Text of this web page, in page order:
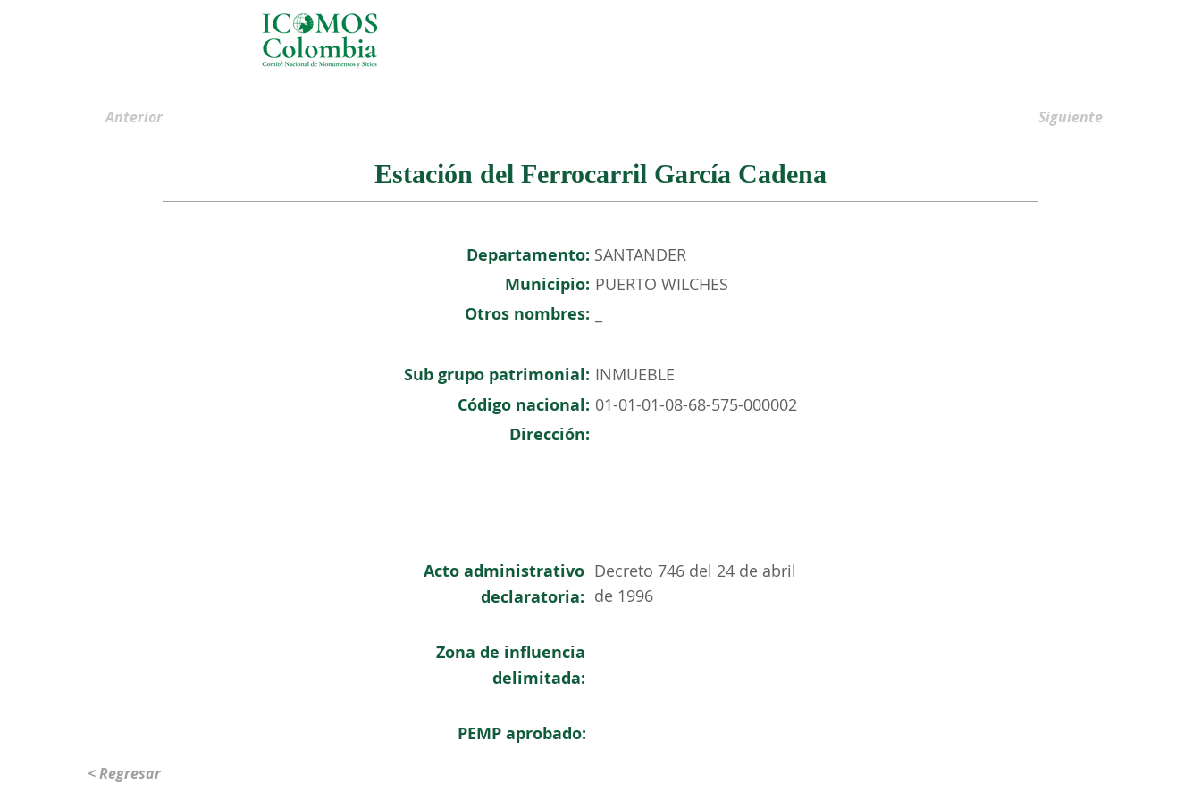
Anterior Siguiente
Estación del Ferrocarril García Cadena
Departamento: SANTANDER
Municipio: PUERTO WILCHES
Otros nombres:
Sub grupo patrimonial: INMUEBLE
Código nacional: 01-01-01-08-68-575-000002
Dirección:
Acto administrativo
declaratoria:
Decreto 746 del 24 de abril
de 1996
Zona de influencia
delimitada:
< Regresar
PEMP aprobado: